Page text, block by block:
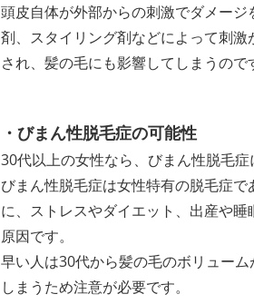
頭皮自体が外部からの刺激でダメー
剤、スタイリング剤などによって刺
され、髪の毛にも影響してしまうので
・びまん性脱毛症の可能性
30代以上の女性なら、びまん性脱毛
びまん性脱毛症は女性特有の脱毛症
に、ストレスやダイエット、出産や
原因です。
早い人は30代から髪の毛のボリュー
しまうため注意が必要です。